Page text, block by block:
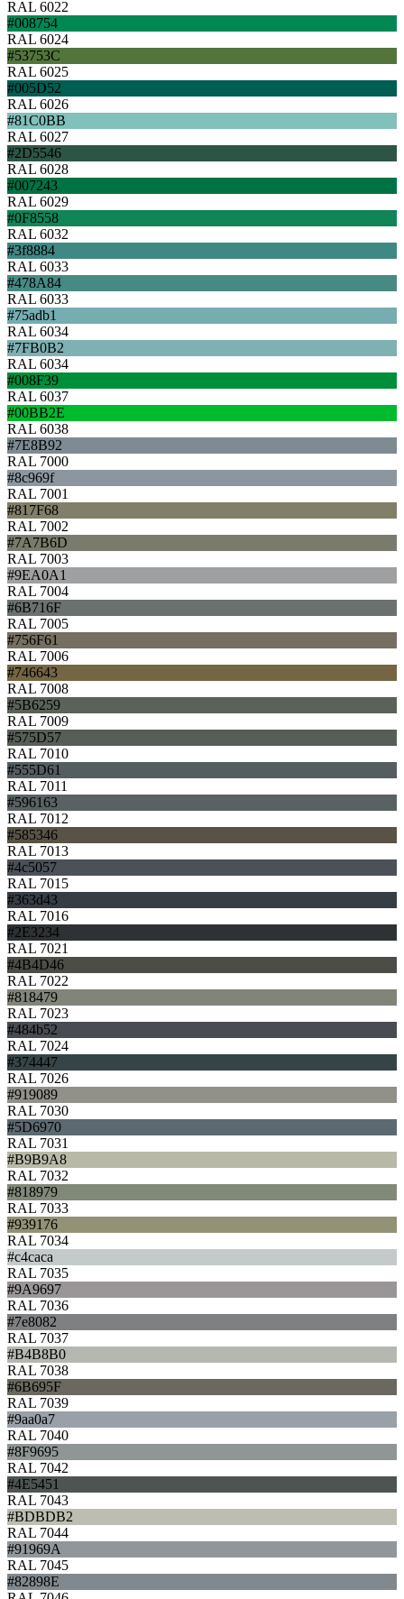
RAL 6022
#008754
RAL 6024
#53753C
RAL 6025
#005D52
RAL 6026
#81C0BB
RAL 6027
#2D5546
RAL 6028
#007243
RAL 6029
#0F8558
RAL 6032
#3f8884
RAL 6033
#478A84
RAL 6033
#75adb1
RAL 6034
#7FB0B2
RAL 6034
#008F39
RAL 6037
#00BB2E
RAL 6038
#7E8B92
RAL 7000
#8c969f
RAL 7001
#817F68
RAL 7002
#7A7B6D
RAL 7003
#9EA0A1
RAL 7004
#6B716F
RAL 7005
#756F61
RAL 7006
#746643
RAL 7008
#5B6259
RAL 7009
#575D57
RAL 7010
#555D61
RAL 7011
#596163
RAL 7012
#585346
RAL 7013
#4c5057
RAL 7015
#363d43
RAL 7016
#2E3234
RAL 7021
#4B4D46
RAL 7022
#818479
RAL 7023
#484b52
RAL 7024
#374447
RAL 7026
#919089
RAL 7030
#5D6970
RAL 7031
#B9B9A8
RAL 7032
#818979
RAL 7033
#939176
RAL 7034
#c4caca
RAL 7035
#9A9697
RAL 7036
#7e8082
RAL 7037
#B4B8B0
RAL 7038
#6B695F
RAL 7039
#9aa0a7
RAL 7040
#8F9695
RAL 7042
#4E5451
RAL 7043
#BDBDB2
RAL 7044
#91969A
RAL 7045
#82898E